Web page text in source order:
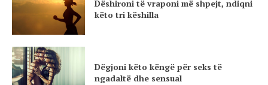
Dëshironi të vraponi më shpejt, ndiqni
këto tri këshilla
Dëgjoni këto këngë për seks të
ngadaltë dhe sensual